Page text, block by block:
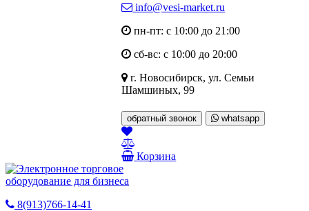
info@vesi-market.ru
пн-пт: с 10:00 до 21:00
сб-вс: с 10:00 до 20:00
г. Новосибирск,ул. Семьи
Шамшиных, 99
обратный звонок whatsapp
Корзина
8(913)766-14-41